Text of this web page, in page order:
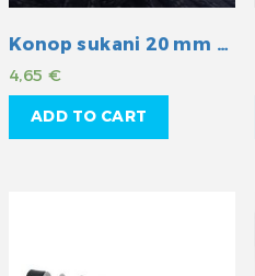
Konop sukani 20 mm plavi
4,65 €
ADD TO CART